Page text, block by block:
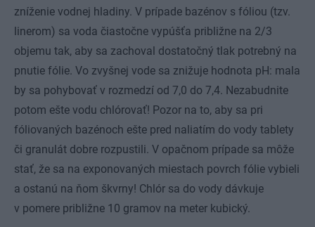
zníženie vodnej hladiny. V prípade bazénov s fóliou (tzv.
linerom) sa voda čiastočne vypúšťa približne na 2/3
objemu tak, aby sa zachoval dostatočný tlak potrebný na
pnutie fólie. Vo zvyšnej vode sa znižuje hodnota pH: mala
by sa pohybovať v rozmedzí od 7,0 do 7,4. Nezabudnite
potom ešte vodu chlórovať! Pozor na to, aby sa pri
fóliovaných bazénoch ešte pred naliatím do vody tablety
či granulát dobre rozpustili. V opačnom prípade sa môže
stať, že sa na exponovaných miestach povrch fólie vybieli
a ostanú na ňom škvrny! Chlór sa do vody dávkuje
v pomere približne 10 gramov na meter kubický.